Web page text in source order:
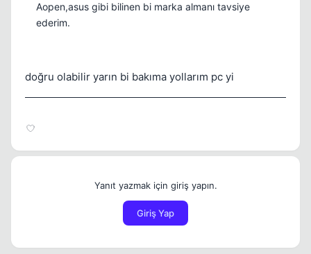
Aopen,asus gibi bilinen bi marka almanı tavsiye
ederim.
doğru olabilir yarın bi bakıma yollarım pc yi
Yanıt yazmak için giriş yapın.
Giriş Yap